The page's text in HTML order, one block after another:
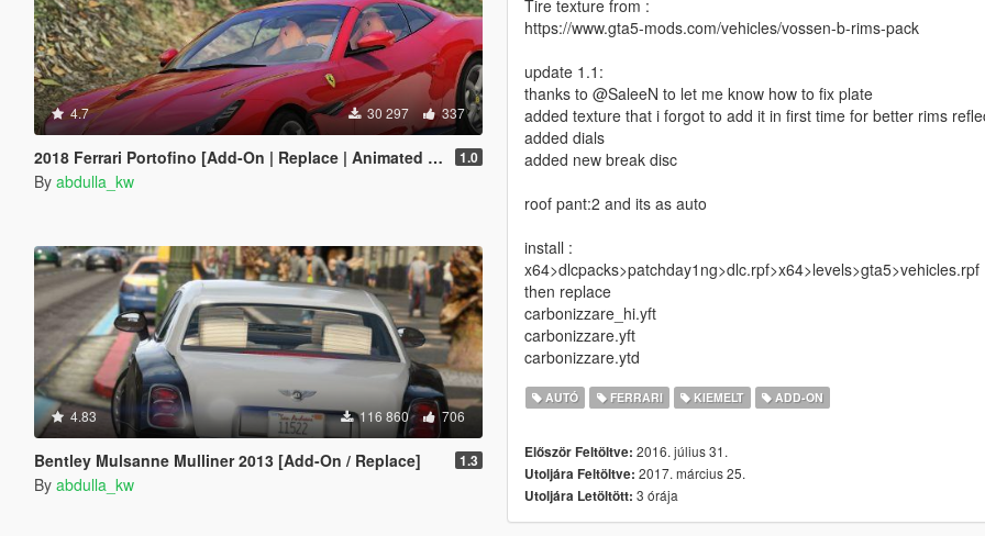
4.7 30 297 337
2018 Ferrari Portofino [Add-On | Replace | Animated Roof] 1.0
By abdulla_kw
4.83 116 860 706
Bentley Mulsanne Mulliner 2013 [Add-On / Replace] 1.3
By abdulla_kw
Tire texture from :
https://www.gta5-mods.com/vehicles/vossen-b-rims-pack
update 1.1:
thanks to @SaleeN to let me know how to fix plate
added texture that i forgot to add it in first time for better rims
added dials
added new break disc
roof pant:2 and its as auto
install :
x64>dlcpacks>patchday1ng>dlc.rpf>x64>levels>gta5>vehicles.rpf
then replace
carbonizzare_hi.yft
carbonizzare.yft
carbonizzare.ytd
AUTÓ FERRARI KIEMELT ADD-ON
Először Feltöltve: 2016. július 31.
Utoljára Feltöltve: 2017. március 25.
Utoljára Letöltött: 3 órája